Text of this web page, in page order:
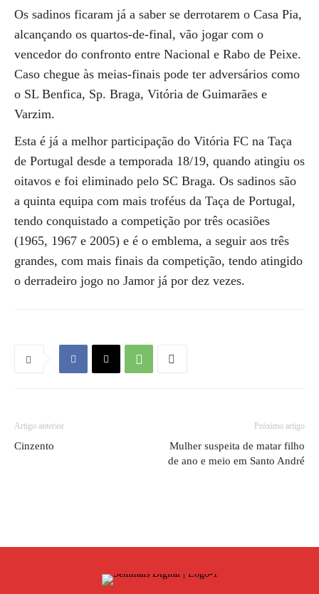
Os sadinos ficaram já a saber se derrotarem o Casa Pia,
alcançando os quartos-de-final, vão jogar com o
vencedor do confronto entre Nacional e Rabo de Peixe.
Caso chegue às meias-finais pode ter adversários como
o SL Benfica, Sp. Braga, Vitória de Guimarães e
Varzim.
Esta é já a melhor participação do Vitória FC na Taça
de Portugal desde a temporada 18/19, quando atingiu os
oitavos e foi eliminado pelo SC Braga. Os sadinos são
a quinta equipa com mais troféus da Taça de Portugal,
tendo conquistado a competição por três ocasiões
(1965, 1967 e 2005) e é o emblema, a seguir aos três
grandes, com mais finais da competição, tendo atingido
o derradeiro jogo no Jamor já por dez vezes.
Artigo anterior
Cinzento
Próximo artigo
Mulher suspeita de matar filho
de ano e meio em Santo André